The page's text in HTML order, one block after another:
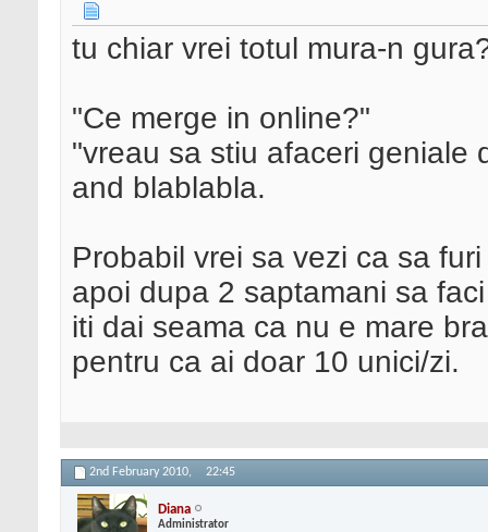
tu chiar vrei totul mura-n
"Ce merge in online?"
"vreau sa stiu afaceri geniale
and blablabla.
Probabil vrei sa vezi ca sa
apoi dupa 2 saptamani sa
iti dai seama ca nu e mare
pentru ca ai doar 10 unici/zi.
2nd February 2010, 22:45
Diana
Administrator